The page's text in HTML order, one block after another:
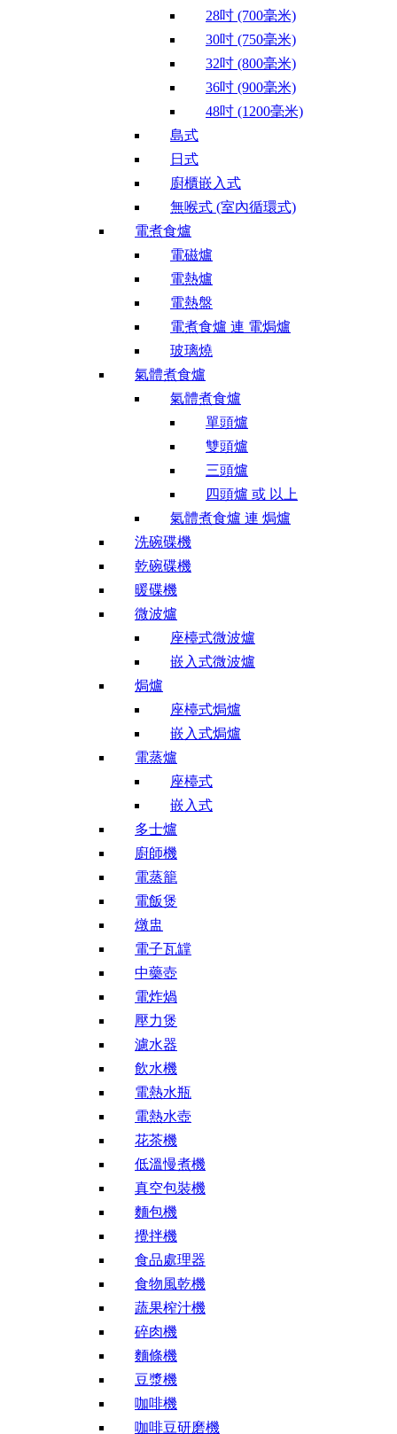
28吋 (700毫米)
30吋 (750毫米)
32吋 (800毫米)
36吋 (900毫米)
48吋 (1200毫米)
島式
日式
廚櫃嵌入式
無喉式 (室內循環式)
電煮食爐
電磁爐
電熱爐
電熱盤
電煮食爐 連 電焗爐
玻璃燒
氣體煮食爐
氣體煮食爐
單頭爐
雙頭爐
三頭爐
四頭爐 或 以上
氣體煮食爐 連 焗爐
洗碗碟機
乾碗碟機
暖碟機
微波爐
座檯式微波爐
嵌入式微波爐
焗爐
座檯式焗爐
嵌入式焗爐
電蒸爐
座檯式
嵌入式
多士爐
廚師機
電蒸籠
電飯煲
燉盅
電子瓦罉
中藥壺
電炸煱
壓力煲
濾水器
飲水機
電熱水瓶
電熱水壺
花茶機
低溫慢煮機
真空包裝機
麵包機
攪拌機
食品處理器
食物風乾機
蔬果榨汁機
碎肉機
麵條機
豆漿機
咖啡機
咖啡豆研磨機